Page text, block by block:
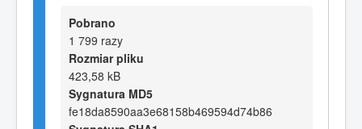
Pobrano
1 799 razy
Rozmiar pliku
423,58 kB
Sygnatura MD5
fe18da8590aa3e68158b469594d74b86